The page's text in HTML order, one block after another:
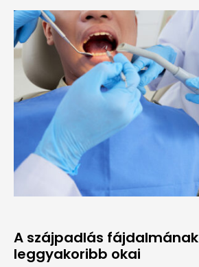
A szájpadlás fájdalmának
leggyakoribb okai